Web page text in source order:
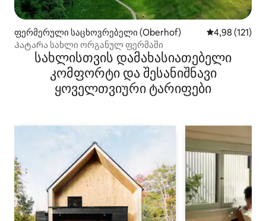
ფერმერული საცხოვრებელი (Oberhof) საშუალო
4,98 (121)
Პატარა სახლი ორგანულ ფერმაში
სახლისთვის დამახასიათებელი
კომფორტი და შესანიშნავი
ყოველთვიური ტარიფები